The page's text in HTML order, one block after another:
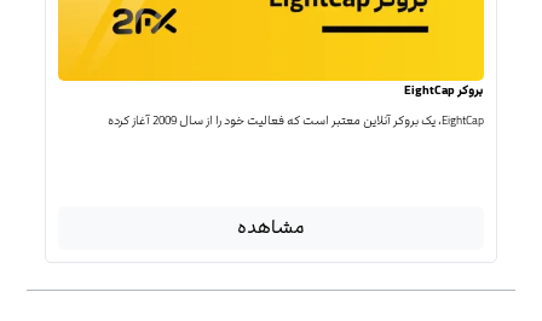
بروکر EightCap
EightCap، یک بروکر آنلاین معتبر است که فعالیت خود را از سال 2009 آغاز کرده
مشاهده